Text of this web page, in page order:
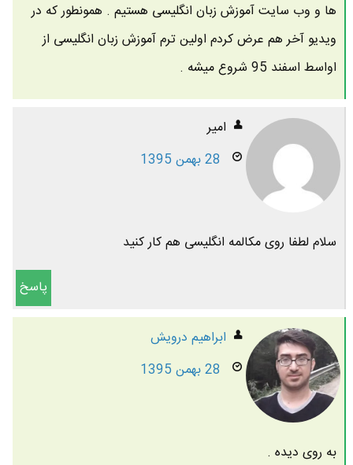
ها و وب سایت آموزش زبان انگلیسی هستیم . همونطور که در
ویدیو آخر هم عرض کردم اولین ترم آموزش زبان انگلیسی از
اواسط اسفند 95 شروع میشه .
امیر
28 بهمن 1395
سلام لطفا روی مکالمه انگلیسی هم کار کنید
پاسخ
ابراهیم درویش
28 بهمن 1395
به روی دیده .